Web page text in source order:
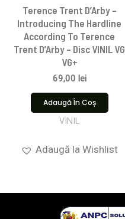
Terence Trent D’Arby –
Introducing The Hardline
According To Terence
Trent D’Arby – Disc VINIL VG
VG+
69,00 lei
Adaugă În Coș
VINIL
Adaugă la Wishlist